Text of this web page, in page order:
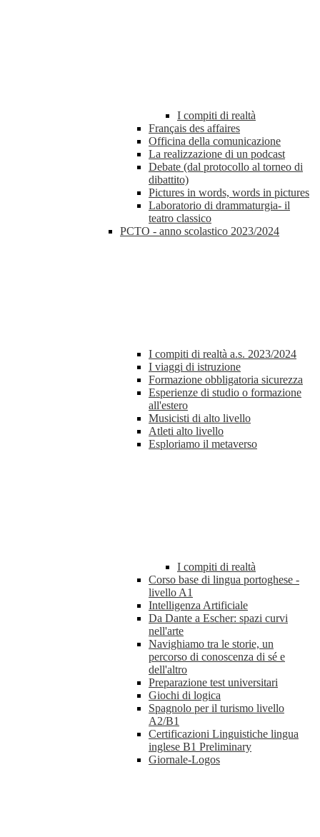
I compiti di realtà
Français des affaires
Officina della comunicazione
La realizzazione di un podcast
Debate (dal protocollo al torneo di
dibattito)
Pictures in words, words in pictures
Laboratorio di drammaturgia- il
teatro classico
PCTO - anno scolastico 2023/2024
I compiti di realtà a.s. 2023/2024
I viaggi di istruzione
Formazione obbligatoria sicurezza
Esperienze di studio o formazione
all'estero
Musicisti di alto livello
Atleti alto livello
Esploriamo il metaverso
I compiti di realtà
Corso base di lingua portoghese -
livello A1
Intelligenza Artificiale
Da Dante a Escher: spazi curvi
nell'arte
Navighiamo tra le storie, un
percorso di conoscenza di sé e
dell'altro
Preparazione test universitari
Giochi di logica
Spagnolo per il turismo livello
A2/B1
Certificazioni Linguistiche lingua
inglese B1 Preliminary
Giornale-Logos